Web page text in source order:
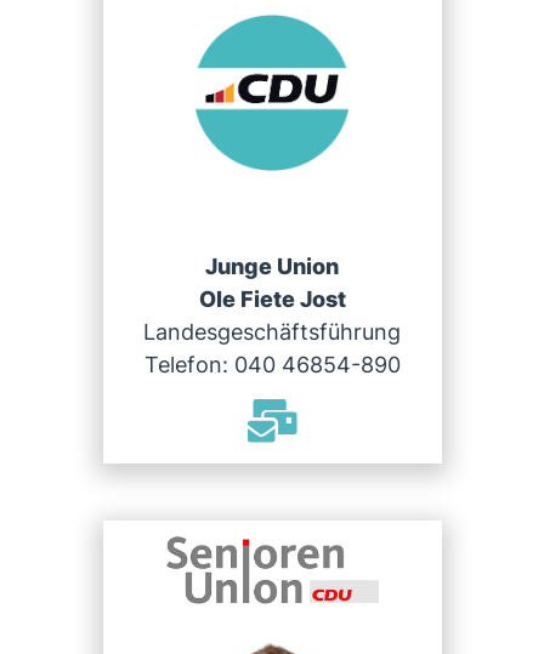
Junge Union
Ole Fiete Jost
Landesgeschäftsführung
Telefon: 040 46854-890